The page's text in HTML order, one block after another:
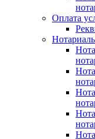
Оплата